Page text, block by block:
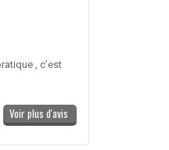
, c’est
Voir plus d'avis